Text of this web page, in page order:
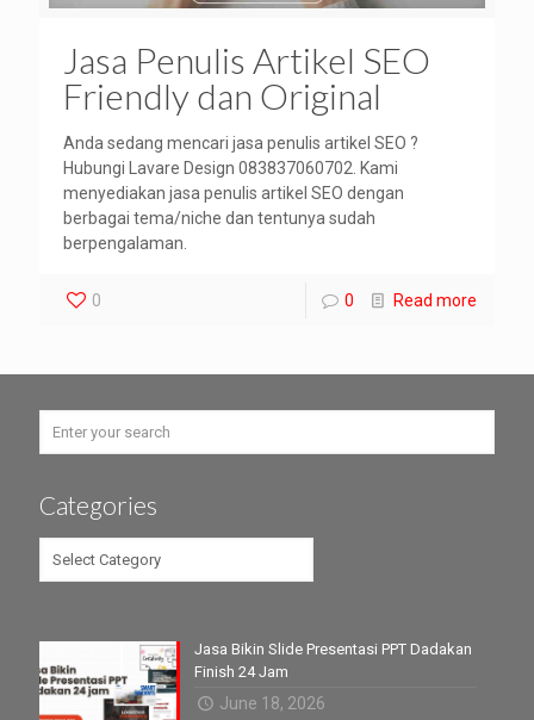
Jasa Penulis Artikel SEO
Friendly dan Original
Anda sedang mencari jasa penulis artikel SEO ?
Hubungi Lavare Design 083837060702. Kami
menyediakan jasa penulis artikel SEO dengan
berbagai tema/niche dan tentunya sudah
berpengalaman.
0 0 Read more
Categories
Jasa Bikin Slide Presentasi PPT Dadakan
Finish 24 Jam
June 18, 2026